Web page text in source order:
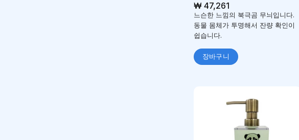
₩ 47,261
느슨한 느낌의 북극곰 무늬입니다.
동물 몸체가 투명해서 잔량 확인이
쉽습니다.
장바구니